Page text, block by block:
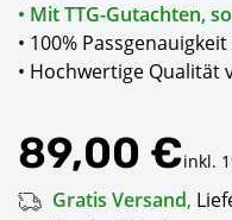
• Mit TTG-Gutachten,
• 100%
• Hochwertige Qualität
89,00 €inkl.
Gratis Versand,